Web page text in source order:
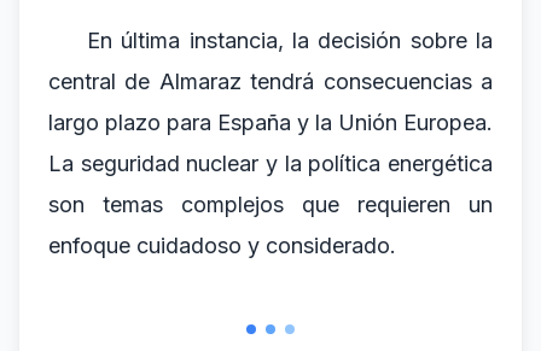
En última instancia, la decisión sobre la
central de Almaraz tendrá consecuencias a
largo plazo para España y la Unión Europea.
La seguridad nuclear y la política energética
son temas complejos que requieren un
enfoque cuidadoso y considerado.